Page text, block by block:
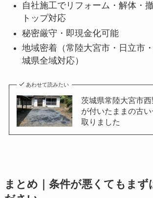
自社施工でリフォーム・解体・
トップ対応
秘密厳守・即現金化可能
地域密着（常陸大宮市・日立市
城県全域対応）
あわせて読みたい
茨城県常陸大宮市
が付いたままの古
取りました
まとめ｜条件が悪くてもまず